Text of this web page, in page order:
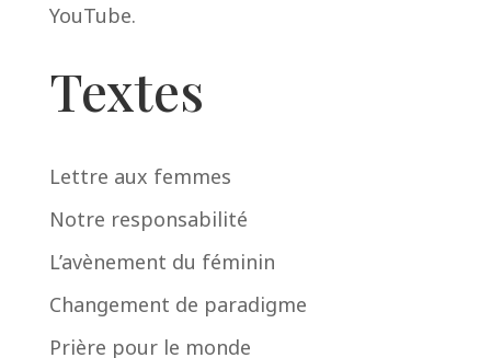
YouTube.
Textes
Lettre aux femmes
Notre responsabilité
L’avènement du féminin
Changement de paradigme
Prière pour le monde